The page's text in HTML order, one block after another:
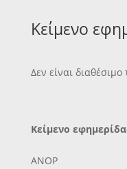
Κείμενο
Δεν είναι
Κείμενο
ΑΝΟΡ